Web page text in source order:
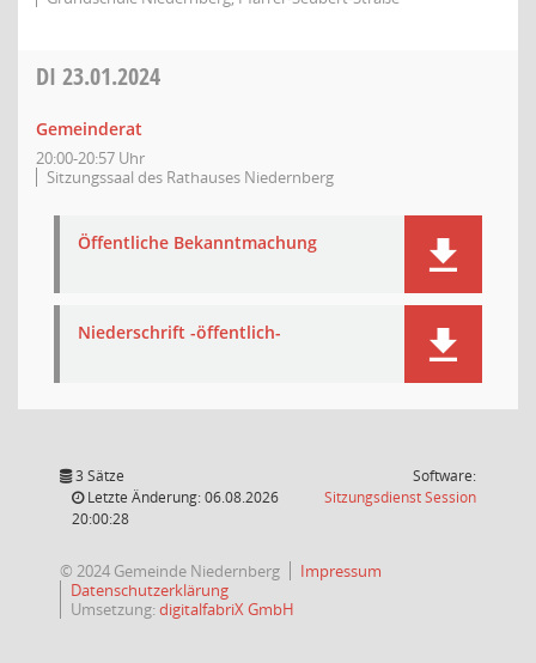
DI 23.01.2024
Gemeinderat
20:00-20:57 Uhr
Sitzungssaal des Rathauses Niedernberg
Öffentliche Bekanntmachung
Niederschrift -öffentlich-
3 Sätze
Letzte Änderung: 06.08.2026
20:00:28
Software:
SitzungsdienstSession(Wird in
© 2024 Gemeinde Niedernberg
Impressum
Datenschutzerklärung
Umsetzung:digitalfabriX GmbH